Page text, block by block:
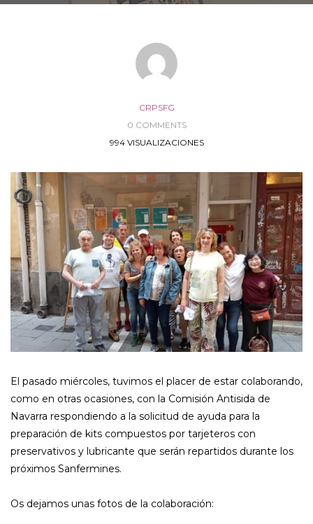
CRPSFG
0 COMMENTS
994 VISUALIZACIONES
El pasado miércoles, tuvimos el placer de estar colaborando,
como en otras ocasiones, con la Comisión Antisida de
Navarra respondiendo a la solicitud de ayuda para la
preparación de kits compuestos por tarjeteros con
preservativos y lubricante que serán repartidos durante los
próximos Sanfermines.
Os dejamos unas fotos de la colaboración: